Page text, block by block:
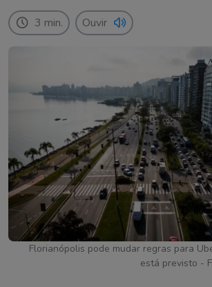
3 min. Ouvir
Florianópolis pode mudar regras para
está previsto -